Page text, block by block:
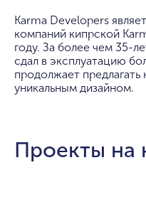
Karma Developers
компаний кипрской
году. За более чем 35-
сдал в эксплуатацию
продолжает
уникальным дизайном.
Проекты на